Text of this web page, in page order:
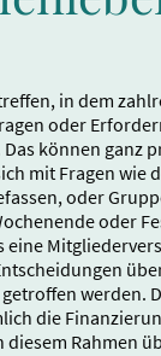
in dem
oder
können ganz
mit Fragen wie
oder
oder
eine
werden.
die
Rahmen